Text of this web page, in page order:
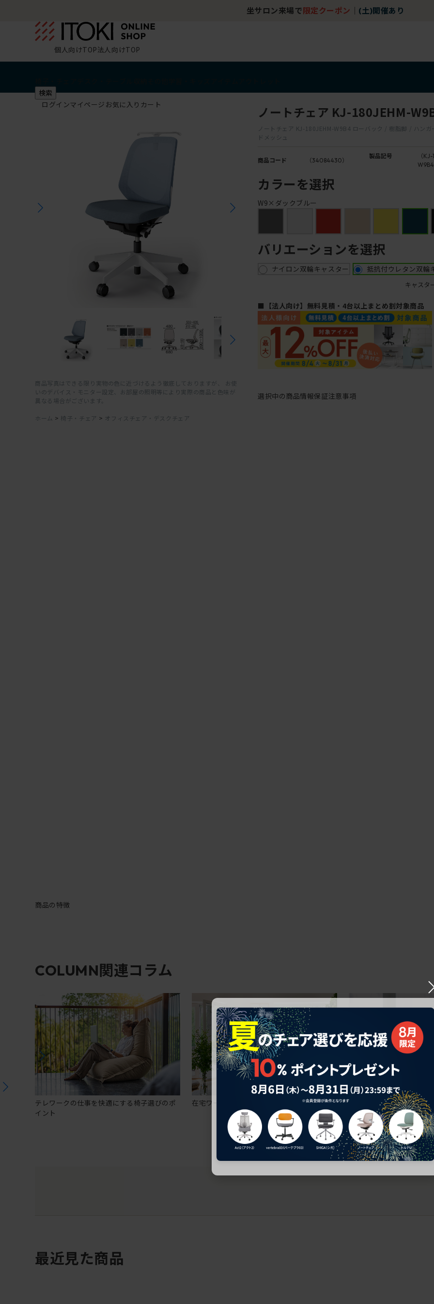
坐サロン来場で限定クーポン｜ (土)開催あり
個人向けTOP法人向けTOP
検索
ログインマイページ お気に入り カート
商品写真はできる限り実物の色に近づけるよう徹底しておりますが、 お使
いのデバイス・モニター設定、お部屋の照明等により実際の商品と色味が
異なる場合がございます。
ホーム > 椅子・チェア > オフィスチェア・デスクチェア
ノートチェア KJ-180JEHM-
ノートチェア KJ-180JEHM-W9B4 ローバック / 樹脂脚 / ハン
ドメッシュ
商品コード （34084430）
製品記号
（
カラーを選択
W9×ダックブルー
バリエーションを選択
ナイロン双輪キャスター 抵抗付ウレタン双輪
キャスタ
■【法人向け】無料見積・4台以上まとめ割対象商品
選択中の商品情報保証注意事項
商品の特徴
COLUMN関連コラム
テレワークの仕事を快適にする椅子選びのポ
イント
在宅ワークにおすすめのオフィスチェア5選
椅子に座っているのに疲
疲れにくいチェアの選び方
最近見た商品